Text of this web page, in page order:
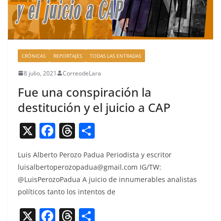
CRÓNICAS REPORTAJES TODAS LAS ENTRADAS
8 julio, 2021 CorreodeLara
Fue una conspiración la
destitución y el juicio a CAP
X F
c
e
b
o
T
re
a
d
s
o
m
p
ar
Luis Alber­to Per­o­zo Pad­ua Peri­odista y escritor
luisalbertoperozopadua@gmail.com IG/TW:
@LuisPerozoPadua A juicio de innu­mer­ables anal­is­tas
políti­cos tan­to los inten­tos de
X F T